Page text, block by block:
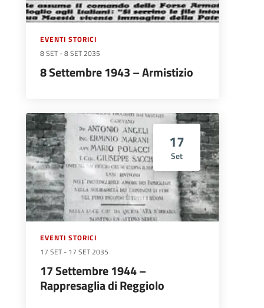
EVENTI STORICI
8 SET -8 SET 2035
8 Settembre 1943 – Armistizio
17
Set
EVENTI STORICI
17 SET - 17 SET 2035
17 Settembre 1944 –
Rappresaglia di Reggiolo